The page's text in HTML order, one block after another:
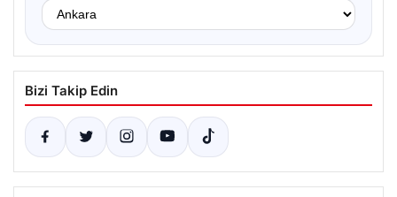
Bizi Takip Edin